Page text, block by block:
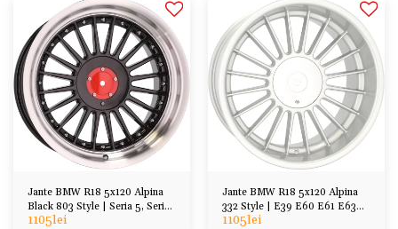
Jante BMW R18 5x120 Alpina
Black 803 Style | Seria 5, Seria
6, Seria 7
1105lei
Jante BMW R18 5x120 Alpina
332 Style | E39 E60 E61 E63
E64 E32 E38 E65
1105lei